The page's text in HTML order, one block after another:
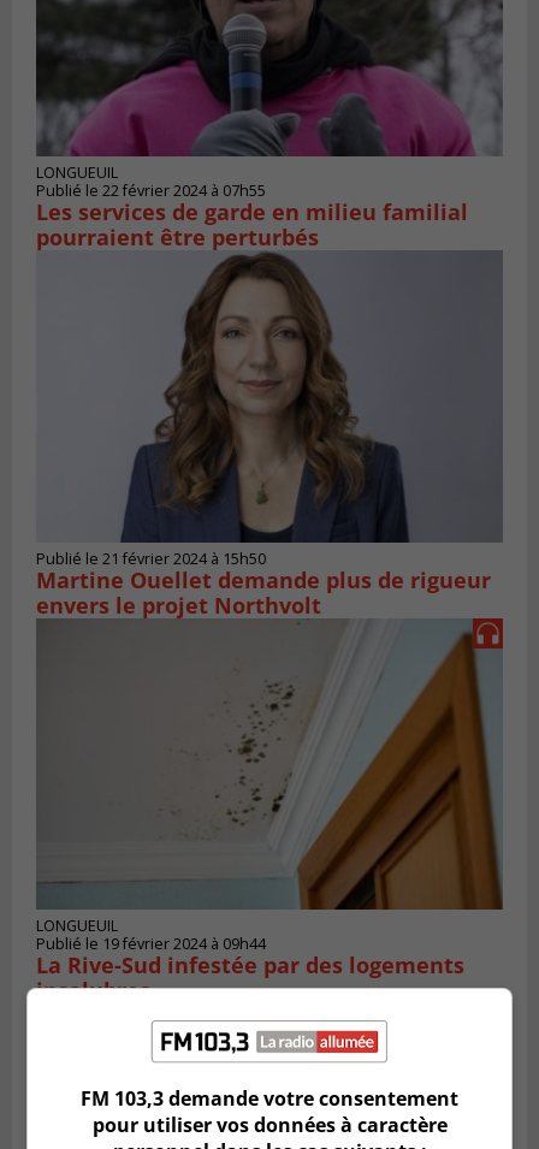
LONGUEUIL
Publié le 22 février 2024 à 07h55
Les services de garde en milieu familial
pourraient être perturbés
Publié le 21 février 2024 à 15h50
Martine Ouellet demande plus de rigueur
envers le projet Northvolt
LONGUEUIL
Publié le 19 février 2024 à 09h44
La Rive-Sud infestée par des logements
insalubres
FM 103,3 demande votre consentement
pour utiliser vos données à caractère